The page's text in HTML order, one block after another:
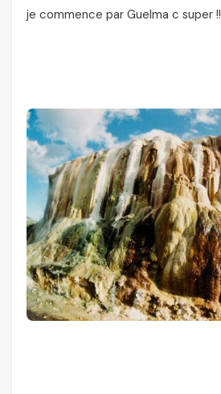
je commence par Guelma c super !!